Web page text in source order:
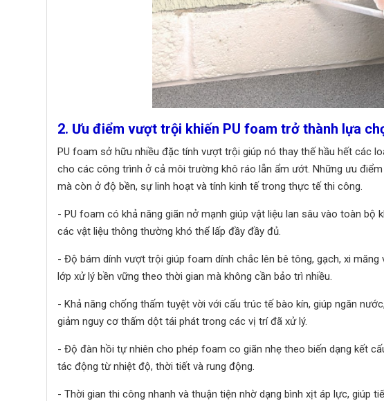
2. Ưu điểm vượt trội khiến PU foam trở thành lựa
PU foam sở hữu nhiều đặc tính vượt trội giúp nó thay thế hầu hết các
cho các công trình ở cả môi trường khô ráo lẫn ẩm ướt. Những ưu
mà còn ở độ bền, sự linh hoạt và tính kinh tế trong thực tế thi công.
- PU foam có khả năng giãn nở mạnh giúp vật liệu lan sâu vào toàn
các vật liệu thông thường khó thể lấp đầy đầy đủ.
- Độ bám dính vượt trội giúp foam dính chắc lên bê tông, gạch, xi
lớp xử lý bền vững theo thời gian mà không cần bảo trì nhiều.
- Khả năng chống thấm tuyệt vời với cấu trúc tế bào kín, giúp ngăn
giảm nguy cơ thấm dột tái phát trong các vị trí đã xử lý.
- Độ đàn hồi tự nhiên cho phép foam co giãn nhẹ theo biến dạng kết
tác động từ nhiệt độ, thời tiết và rung động.
- Thời gian thi công nhanh và thuận tiện nhờ dạng bình xịt áp lực, giúp